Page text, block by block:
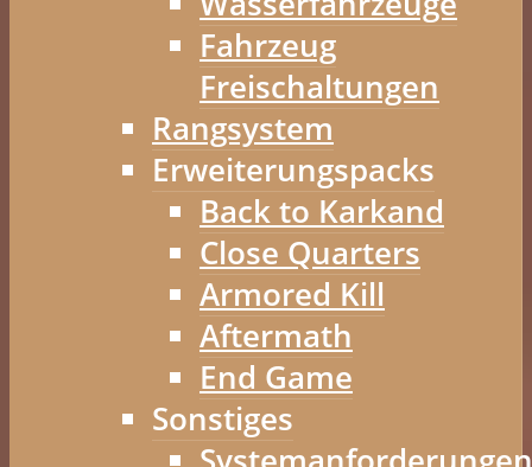
Fahrzeug
Freischaltungen
Rangsystem
Erweiterungspacks
Back to Karkand
Close Quarters
Armored Kill
Aftermath
End Game
Sonstiges